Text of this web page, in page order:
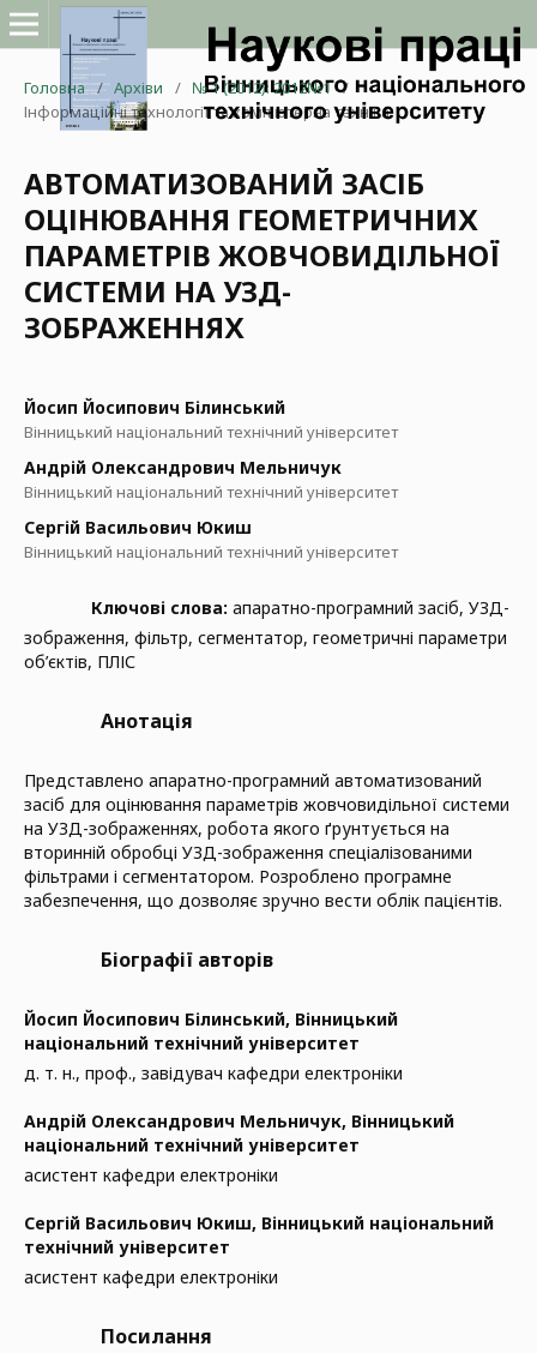
Головна / Архіви / № 1 (2012): 2012№1 /
Інформаційні технології та комп'ютерна техніка
АВТОМАТИЗОВАНИЙ ЗАСІБ
ОЦІНЮВАННЯ ГЕОМЕТРИЧНИХ
ПАРАМЕТРІВ ЖОВЧОВИДІЛЬНОЇ
СИСТЕМИ НА УЗД-
ЗОБРАЖЕННЯХ
Йосип Йосипович Білинський
Вінницький національний технічний університет
Андрій Олександрович Мельничук
Вінницький національний технічний університет
Сергій Васильович Юкиш
Вінницький національний технічний університет
Ключові слова: апаратно-програмний засіб, УЗД-
зображення, фільтр, сегментатор, геометричні параметри
об’єктів, ПЛІС
Анотація
Представлено апаратно-програмний автоматизований
засіб для оцінювання параметрів жовчовидільної системи
на УЗД-зображеннях, робота якого ґрунтується на
вторинній обробці УЗД-зображення спеціалізованими
фільтрами і сегментатором. Розроблено програмне
забезпечення, що дозволяє зручно вести облік пацієнтів.
Біографії авторів
Йосип Йосипович Білинський, Вінницький
національний технічний університет
д. т. н., проф., завідувач кафедри електроніки
Андрій Олександрович Мельничук, Вінницький
національний технічний університет
асистент кафедри електроніки
Сергій Васильович Юкиш, Вінницький національний
технічний університет
асистент кафедри електроніки
Посилання